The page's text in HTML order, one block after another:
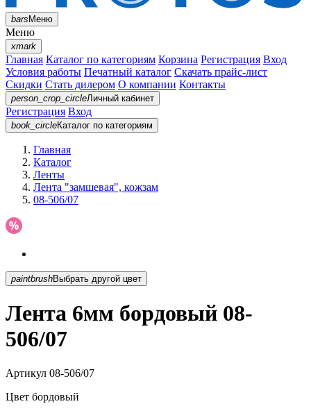
barsМеню
Меню
xmark
Главная Каталог по категориям Корзина Регистрация Вход
Условия работы Печатный каталог Скачать прайс-лист
Скидки Стать дилером О компании Контакты
person_crop_circleЛичный кабинет
Регистрация Вход
book_circleКаталог по категориям
Главная
Каталог
Ленты
Лента "замшевая", кожзам
08-506/07
paintbrush Выбрать другой цвет
Лента 6мм бордовый 08-
506/07
Артикул 08-506/07
Цвет бордовый